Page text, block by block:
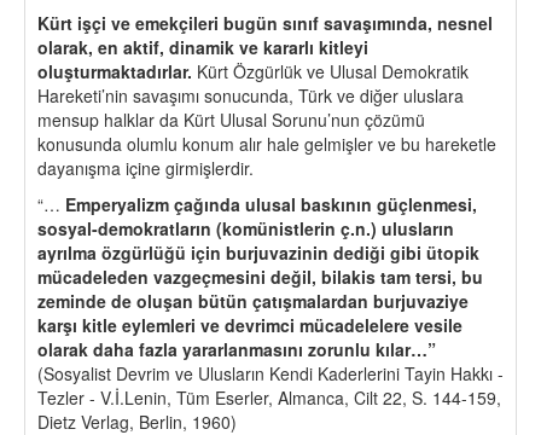
Kürt işçi ve emekçileri bugün sınıf savaşımında, nesnel
olarak, en aktif, dinamik ve kararlı kitleyi
oluşturmaktadırlar. Kürt Özgürlük ve Ulusal Demokratik
Hareketi’nin savaşımı sonucunda, Türk ve diğer uluslara
mensup halklar da Kürt Ulusal Sorunu’nun çözümü
konusunda olumlu konum alır hale gelmişler ve bu hareketle
dayanışma içine girmişlerdir.
“… Emperyalizm çağında ulusal baskının güçlenmesi,
sosyal-demokratların (komünistlerin ç.n.) ulusların
ayrılma özgürlüğü için burjuvazinin dediği gibi ütopik
mücadeleden vazgeçmesini değil, bilakis tam tersi, bu
zeminde de oluşan bütün çatışmalardan burjuvaziye
karşı kitle eylemleri ve devrimci mücadelelere vesile
olarak daha fazla yararlanmasını zorunlu kılar…”
(Sosyalist Devrim ve Ulusların Kendi Kaderlerini Tayin Hakkı -
Tezler - V.İ.Lenin, Tüm Eserler, Almanca, Cilt 22, S. 144-159,
Dietz Verlag, Berlin, 1960)